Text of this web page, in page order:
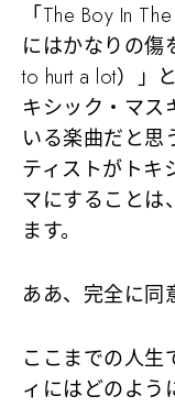
「The Boy In
にはかなりの傷
to hurt a lot）」
キシック・マス
いる楽曲だと思
ティストがトキ
マにすることは
ます。
ああ、完全に同
ここまでの人生
ィにはどのよう